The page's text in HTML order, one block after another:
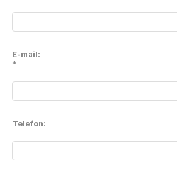
E-mail:
*
Telefon: